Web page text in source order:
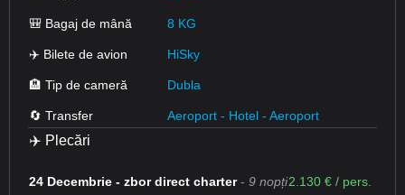
🎒 Bagaj de mână 8 KG
✈️ Bilete de avion HiSky
🏨 Tip de cameră Dubla
🔄 Transfer Aeroport - Hotel - Aeroport
✈️ Plecări
24 Decembrie - zbor direct charter- 9 nopți2.130 € / pers.